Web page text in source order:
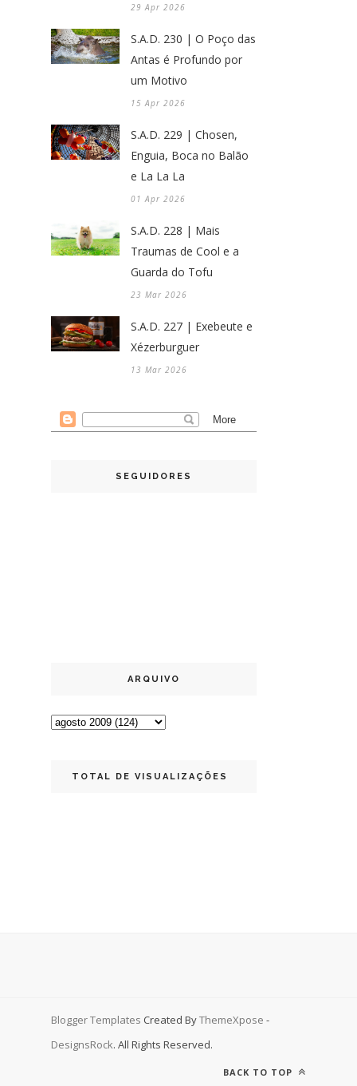
29 Apr 2026
S.A.D. 230 | O Poço das
Antas é Profundo por
um Motivo
15 Apr 2026
S.A.D. 229 | Chosen,
Enguia, Boca no Balão
e La La La
01 Apr 2026
S.A.D. 228 | Mais
Traumas de Cool e a
Guarda do Tofu
23 Mar 2026
S.A.D. 227 | Exebeute e
Xézerburguer
13 Mar 2026
SEGUIDORES
ARQUIVO
TOTAL DE VISUALIZAÇÕES
Blogger Templates Created ByThemeXpose -
DesignsRock. All Rights Reserved.
BACK TO TOP